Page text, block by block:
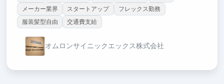
メーカー業界
スタートアップ
フレックス勤務
服装髪型自由
交通費支給
オムロンサイニックエックス株式会社